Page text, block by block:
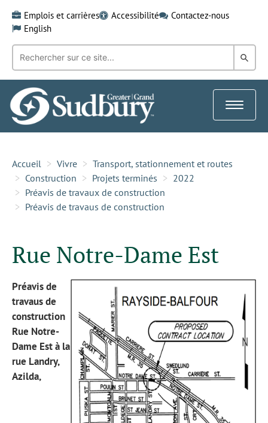
content
Emplois et carrières Accessibilité
Contactez-nous
English
Recherche
mot-
clé:
dans
Toggle
Accueil Vivre
Transport, stationnement et routes
Construction
Projets terminés
2022
Préavis de travaux de construction
Préavis de travaus de construction
Rue Notre-Dame Est
Préavis de
travaus de
construction
Rue Notre-
Dame Est à la
rue Landry,
Azilda,